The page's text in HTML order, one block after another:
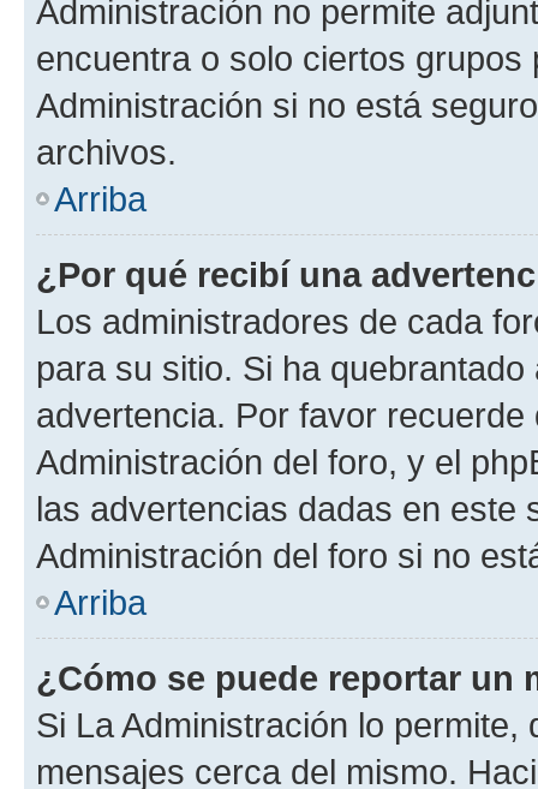
Administración no permite
encuentra o solo ciertos
Administración si no está
archivos.
Arriba
¿Por qué recibí una
Los administradores de cada
para su sitio. Si ha
advertencia. Por favor
Administración del foro, y el
las advertencias dadas en este
Administración del foro si no
Arriba
¿Cómo se puede reportar un
Si La Administración lo
mensajes cerca del mismo.